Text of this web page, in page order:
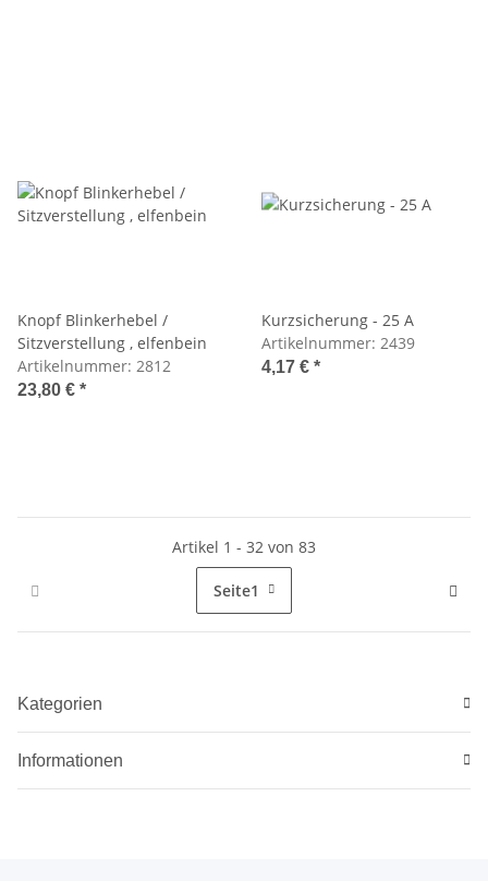
Knopf Blinkerhebel /
Sitzverstellung , elfenbein
Artikelnummer: 2812
23,80 € *
Kurzsicherung - 25 A
Artikelnummer: 2439
4,17 € *
Artikel 1 - 32 von 83
Seite1
Kategorien
Informationen